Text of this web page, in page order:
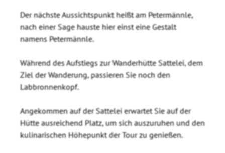
Der nächste Aussichtspunkt heißt am Petermännle,
nach einer Sage hauste hier einst eine Gestalt
namens Petermännle.
Während des Aufstiegs zur Wanderhütte Sattelei, dem
Ziel der Wanderung, passieren Sie noch den
Labbronnenkopf.
Angekommen auf der Sattelei erwartet Sie auf der
Hütte ausreichend Platz, um sich auszuruhen und den
kulinarischen Höhepunkt der Tour zu genießen.